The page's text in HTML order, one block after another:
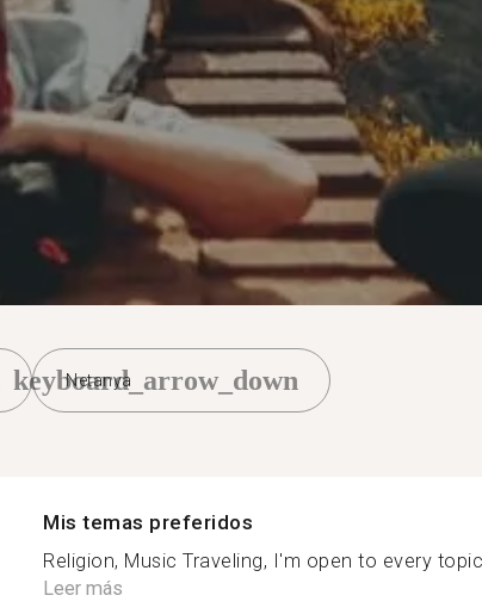
Netanya
keyboard_arrow_down
Mis temas preferidos
Religion, Music Traveling, I'm open to every
Leer más